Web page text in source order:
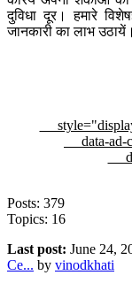
दुविधा दूर। हमारे
जानकारी का लाभ
data-ad-
Posts: 379
Topics: 16
Last post: June 24,
Ce... by vinodkhati